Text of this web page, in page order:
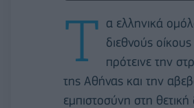
Τ α ελληνικά
διεθνούς
πρότεινε την
της Αθήνας και την
εμπιστοσύνη στη θετική